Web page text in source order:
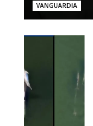
VANGUARDIA